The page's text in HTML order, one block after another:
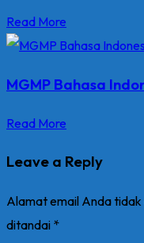
Read More
MGMP Bahasa
Read More
Leave a Reply
Alamat email Anda tidak
ditandai *